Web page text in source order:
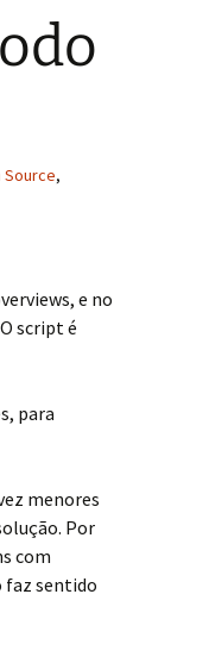
Source,
e no
script é
para
menores
Por
com
faz sentido